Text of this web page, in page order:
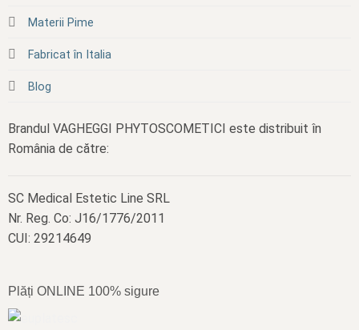
Materii Pime
Fabricat în Italia
Blog
Brandul VAGHEGGI PHYTOSCOMETICI este distribuit în
România de către:
SC Medical Estetic Line SRL
Nr. Reg. Co: J16/1776/2011
CUI: 29214649
Plăți ONLINE 100% sigure